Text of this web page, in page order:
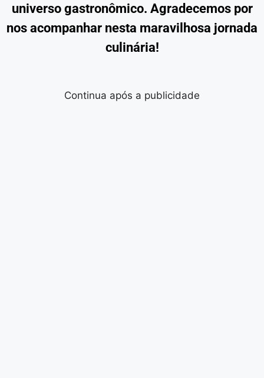
universo gastronômico. Agradecemos por
nos acompanhar nesta maravilhosa jornada
culinária!
Continua após a publicidade